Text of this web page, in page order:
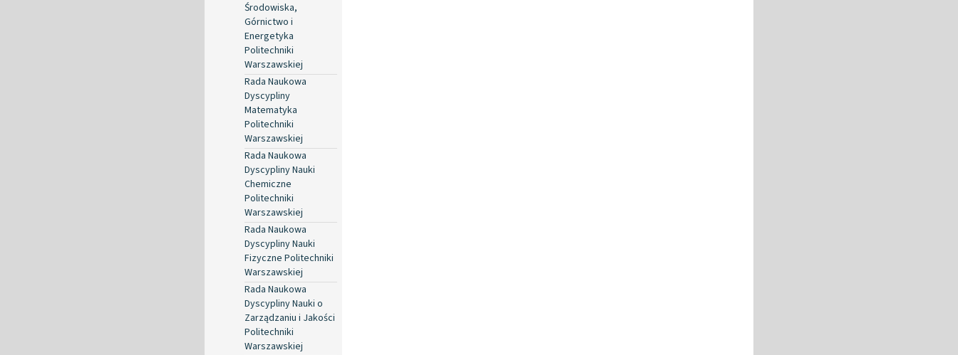
Środowiska,
Górnictwo i
Energetyka
Politechniki
Warszawskiej
Rada Naukowa
Dyscypliny
Matematyka
Politechniki
Warszawskiej
Rada Naukowa
Dyscypliny Nauki
Chemiczne
Politechniki
Warszawskiej
Rada Naukowa
Dyscypliny Nauki
Fizyczne Politechniki
Warszawskiej
Rada Naukowa
Dyscypliny Nauki o
Zarządzaniu i Jakości
Politechniki
Warszawskiej